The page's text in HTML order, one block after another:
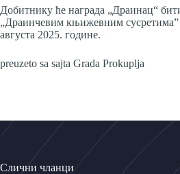
Добитнику ће награда „Драинац“
„Драинчевим књижевним
августа 2025. године.
preuzeto sa sajta Grada Prokuplja
Слични чланци